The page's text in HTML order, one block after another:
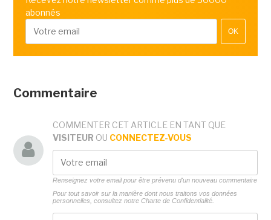
abonnés
OK
Commentaire
COMMENTER CET ARTICLE EN TANT QUE
VISITEUR OU CONNECTEZ-VOUS
Renseignez votre email pour être prévenu d'un nouveau commentaire
Pour tout savoir sur la manière dont nous traitons vos données
personnelles, consultez notre Charte de Confidentialité.